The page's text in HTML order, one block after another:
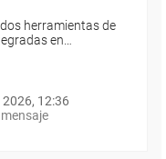
herramientas de
en…
2026, 12:36